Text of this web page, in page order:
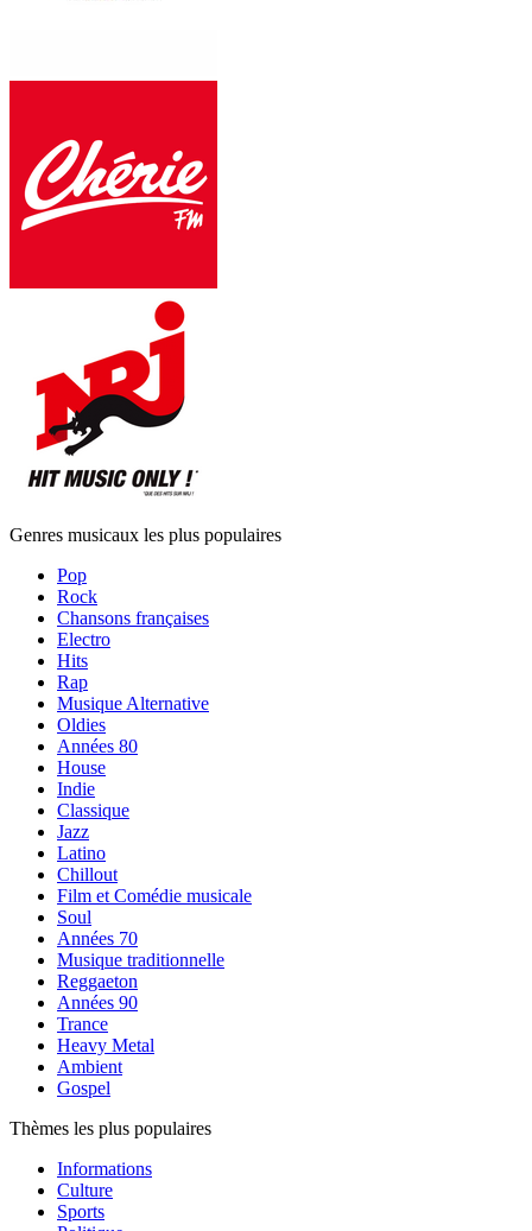
Genres musicaux les plus populaires
Pop
Rock
Chansons françaises
Electro
Hits
Rap
Musique Alternative
Oldies
Années 80
House
Indie
Classique
Jazz
Latino
Chillout
Film et Comédie musicale
Soul
Années 70
Musique traditionnelle
Reggaeton
Années 90
Trance
Heavy Metal
Ambient
Gospel
Thèmes les plus populaires
Informations
Culture
Sports